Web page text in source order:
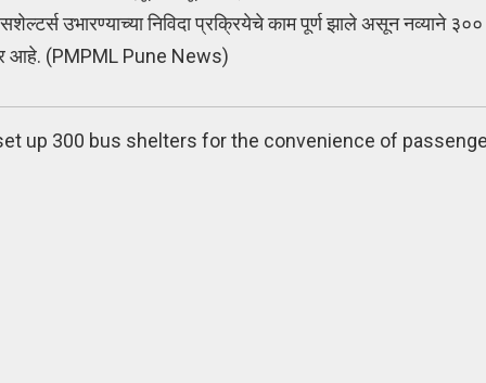
उभारण्याच्या निविदा प्रक्रियेचे काम पूर्ण झाले असून नव्याने
आहे. (PMPML Pune News)
up 300 bus shelters for the convenience of